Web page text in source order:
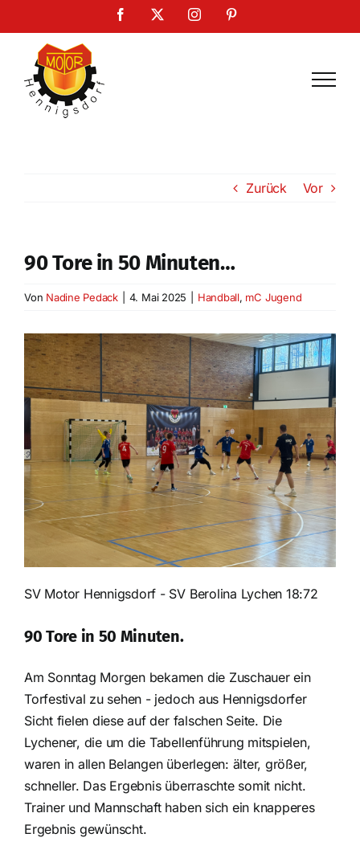
Inhalt
springen
Facebook InstagramPinterest
Zurück Vor
90 Tore in 50 Minuten…
Von Nadine Pedack 4. Mai 2025 Handball, mC Jugend
SV Motor Hennigsdorf - SV Berolina Lychen 18:72
90 Tore in 50 Minuten.
Am Sonntag Morgen bekamen die Zuschauer ein
Torfestival zu sehen - jedoch aus Hennigsdorfer
Sicht fielen diese auf der falschen Seite. Die
Lychener, die um die Tabellenführung mitspielen,
waren in allen Belangen überlegen: älter, größer,
schneller. Das Ergebnis überraschte somit nicht.
Trainer und Mannschaft haben sich ein knapperes
Ergebnis gewünscht.